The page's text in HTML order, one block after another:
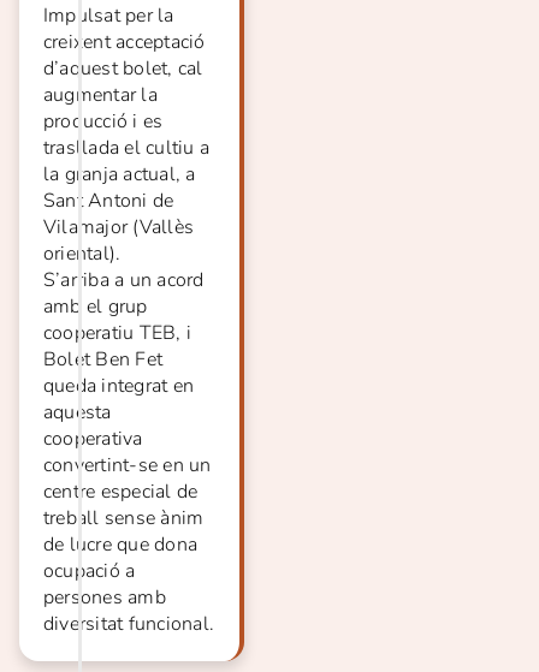
Impulsat per la
creixent acceptació
d’aquest bolet, cal
augmentar la
producció i es
trasllada el cultiu a
la granja actual, a
Sant Antoni de
Vilamajor (Vallès
oriental).
S’arriba a un acord
amb el grup
cooperatiu TEB, i
Bolet Ben Fet
queda integrat en
aquesta
cooperativa
convertint-se en un
centre especial de
treball sense ànim
de lucre que dona
ocupació a
persones amb
diversitat funcional.